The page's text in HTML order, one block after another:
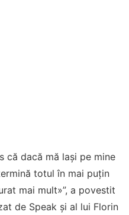
că dacă mă lași pe mine
totul în mai puțin
mai mult»”, a povestit
de Speak și al lui Florin